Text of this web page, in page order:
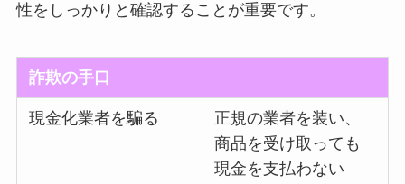
性をしっかりと確認することが重要です。
詐欺の手口
現金化業者を騙る
正規の業者を装い、
商品を受け取っても
現金を支払わない